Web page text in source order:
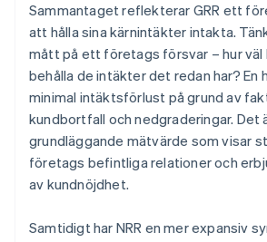
Sammantaget reflekterar GRR ett
att hålla sina kärnintäkter intakta.
mått på ett företags försvar – hur
behålla de intäkter det redan har? En
minimal intäktsförlust på grund av
kundbortfall och nedgraderingar. Det
grundläggande mätvärde som visar
företags befintliga relationer och
av kundnöjdhet.
Samtidigt har NRR en mer expansiv